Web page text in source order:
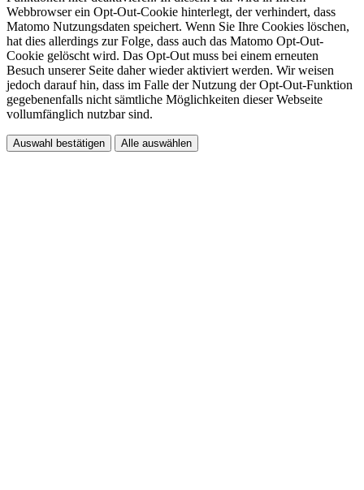
Webbrowser ein Opt-Out-Cookie hinterlegt, der verhindert, dass
Matomo Nutzungsdaten speichert. Wenn Sie Ihre Cookies löschen,
hat dies allerdings zur Folge, dass auch das Matomo Opt-Out-
Cookie gelöscht wird. Das Opt-Out muss bei einem erneuten
Besuch unserer Seite daher wieder aktiviert werden. Wir weisen
jedoch darauf hin, dass im Falle der Nutzung der Opt-Out-Funktion
gegebenenfalls nicht sämtliche Möglichkeiten dieser Webseite
vollumfänglich nutzbar sind.
Auswahl bestätigen Alle auswählen